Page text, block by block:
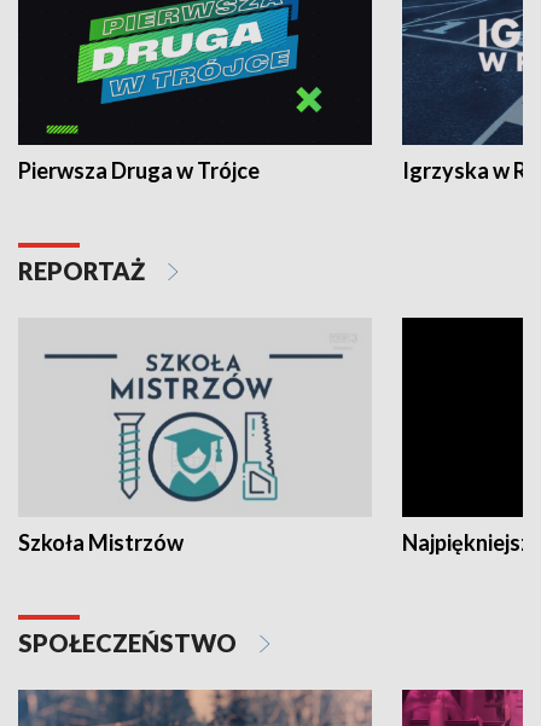
Pierwsza Druga w Trójce Igrzyska w
REPORTAŻ
Szkoła Mistrzów
SPOŁECZEŃSTWO